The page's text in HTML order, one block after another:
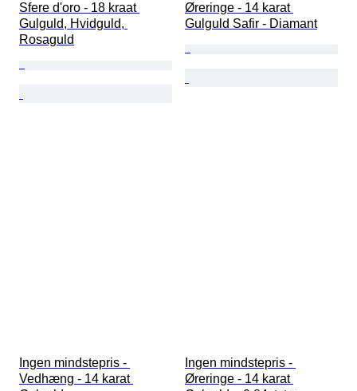
Sfere d'oro - 18 kraat
Gulguld, Hvidguld,
Rosaguld
Øreringe - 14 karat
Gulguld Safir - Diamant
Ingen mindstepris -
Vedhæng - 14 karat
Ingen mindstepris -
Øreringe - 14 karat